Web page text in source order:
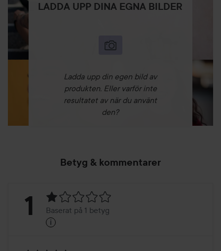
LADDA UPP DINA EGNA BILDER
Ladda upp din egen bild av
produkten. Eller varför inte
resultatet av när du använt
den?
Betyg & kommentarer
Betyg:
Baserat
1 Baserat på 1 betyg
i